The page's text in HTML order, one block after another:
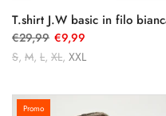
T.shirt J.W basic in filo
€29,99 €9,99
S M L XL XXL
Promo